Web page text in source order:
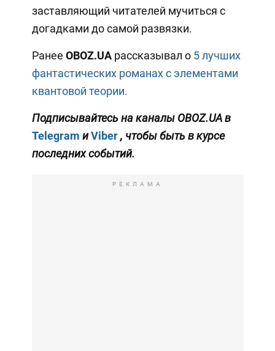
заставляющий читателей мучиться с
догадками до самой развязки.
Ранее OBOZ.UAрассказывал о 5 лучших
фантастических романах с элементами
квантовой теории.
Подписывайтесь на каналы OBOZ.UA в
Telegram и Viber , чтобы быть в курсе
последних событий.
РЕКЛАМА